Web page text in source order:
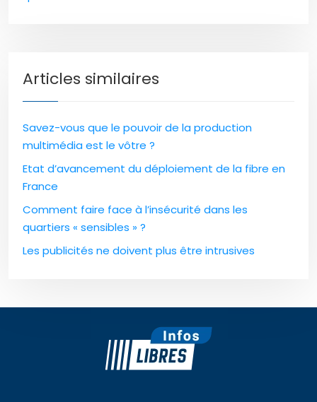
Articles similaires
Savez-vous que le pouvoir de la production
multimédia est le vôtre ?
Etat d’avancement du déploiement de la fibre en
France
Comment faire face à l’insécurité dans les
quartiers « sensibles » ?
Les publicités ne doivent plus être intrusives